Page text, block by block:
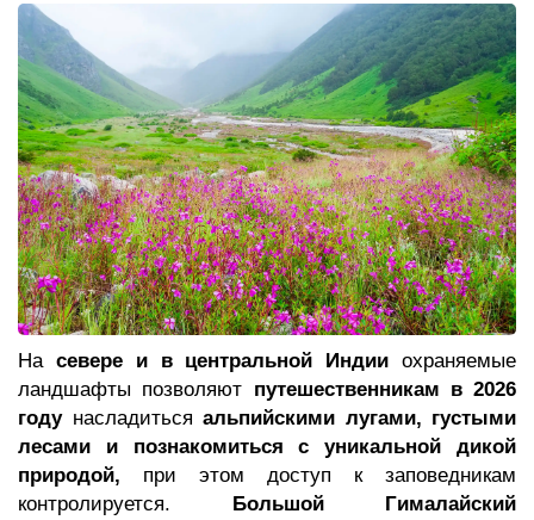
На севере и в центральной Индии охраняемые
ландшафты позволяют путешественникам в 2026
годунасладиться альпийскими лугами, густыми
лесами и познакомиться с уникальной дикой
природой, при этом доступ к заповедникам
контролируется. Большой Гималайский